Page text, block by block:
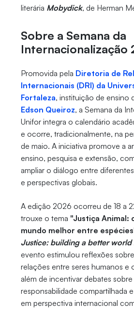
literária Mobydick, de Herman
Sobre a Semana da
Internacionalização
Promovida pela Diretoria de
Internacionais (DRI) da
Fortaleza, instituição de ensino
Edson Queiroz, a Semana da
Unifor integra o calendário
e ocorre, tradicionalmente, na
de maio. A iniciativa promove a
ensino, pesquisa e extensão,
ampliar o diálogo entre
e perspectivas globais.
A edição 2026 ocorreu de 18 a
trouxe o tema "Justiça Animal:
mundo melhor entre
Justice: building a better world
evento estimulou reflexões
relações entre seres humanos e
além de incentivar debates sobre
responsabilidade compartilhada
em perspectiva internacional